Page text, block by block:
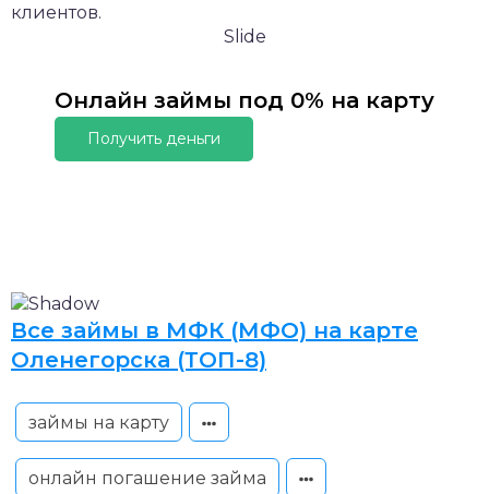
клиентов.
Slide
Онлайн займы под 0% на карту
Получить деньги
Все займы в МФК (МФО) на карте
Оленегорска (ТОП-8)
займы на карту
онлайн погашение займа